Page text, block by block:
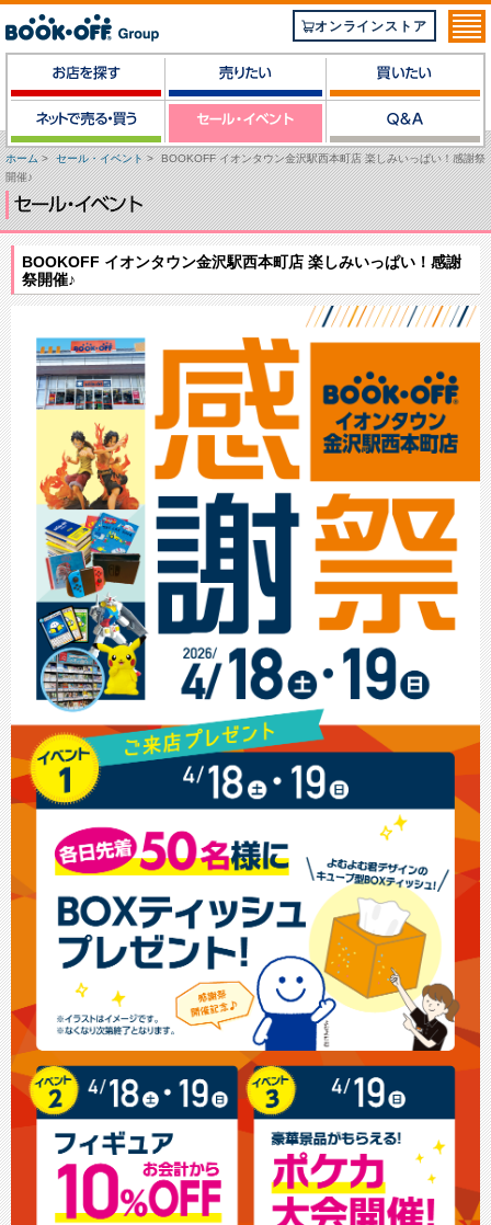
オンラインストア
ホーム> セール・イベント> BOOKOFF イオンタウン金沢駅西本町店 楽しみいっぱい！感謝祭
開催♪
BOOKOFF イオンタウン金沢駅西本町店 楽しみいっぱい！感謝
祭開催♪